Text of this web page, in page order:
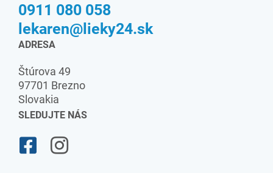
0911 080 058
lekaren@lieky24.sk
ADRESA
Štúrova 49
97701 Brezno
Slovakia
SLEDUJTE NÁS